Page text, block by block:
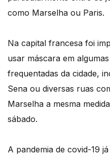
como Marselha ou Paris.
Na capital francesa foi
usar máscara em
frequentadas da cidade,
Sena ou diversas ruas
Marselha a mesma
sábado.
A pandemia de covid-19